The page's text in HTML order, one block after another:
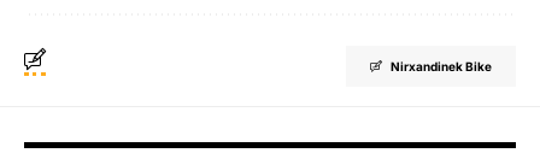
Nirxandinek Bike